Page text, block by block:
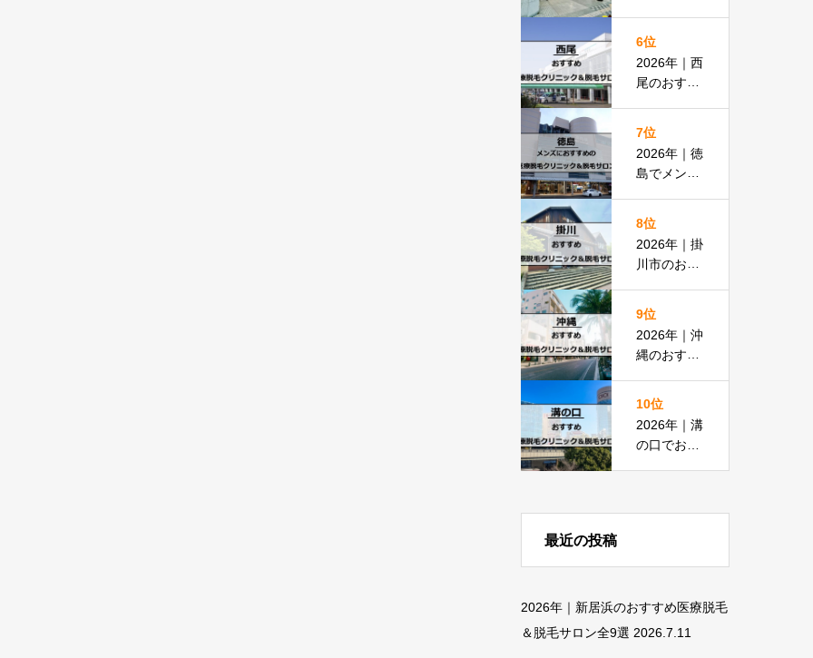
＆脱毛サロ
ン全13選
6位
2026年｜西
尾のおすす
＆脱毛サロ
ン全15選
7位
2026年｜徳
島でメンズ
脱毛＆脱毛
サロン全15
選
8位
2026年｜掛
川市のおす
ク＆脱毛サ
ロン全11選
9位
2026年｜沖
縄のおすす
＆脱毛サロ
ン全19選
10位
2026年｜溝
の口でおす
最近の投稿
2026年｜新居浜のおすすめ医療脱毛
＆脱毛サロン全9選 2026.7.11